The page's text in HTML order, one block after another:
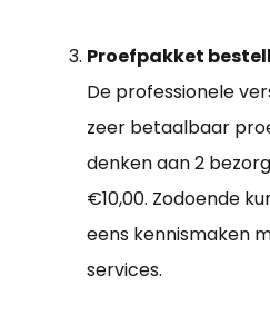
Proefpakket
De professionele
zeer betaalbaar
denken aan 2
€10,00. Zodoende
eens kennismaken
services.